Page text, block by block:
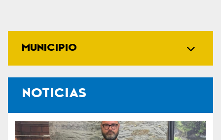
MUNICIPIO
NOTICIAS